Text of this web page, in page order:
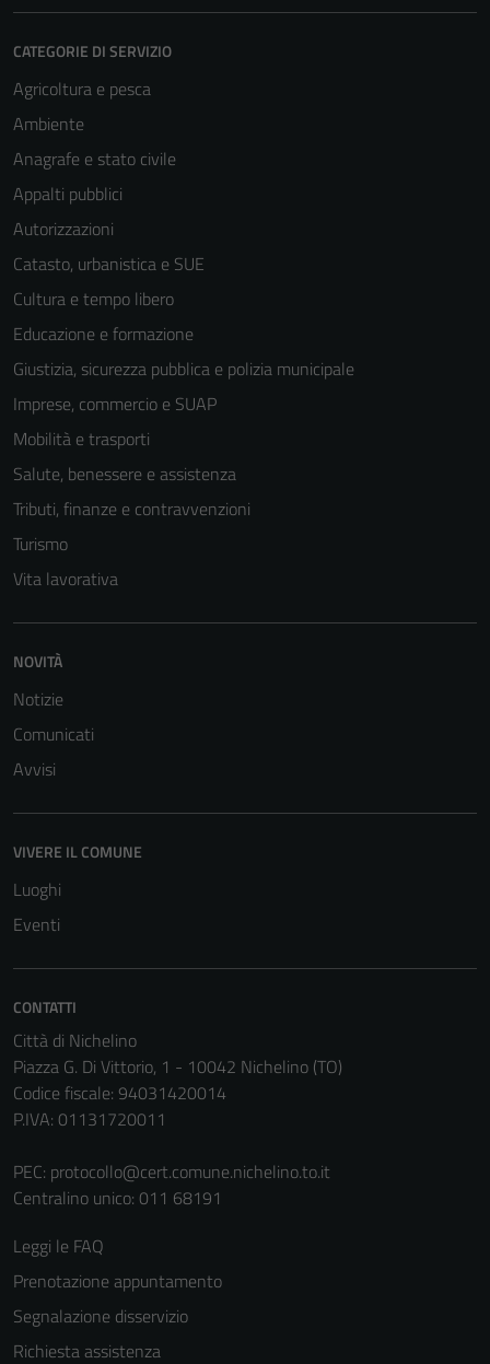
CATEGORIE DI SERVIZIO
Agricoltura e pesca
Ambiente
Anagrafe e stato civile
Appalti pubblici
Autorizzazioni
Catasto, urbanistica e SUE
Cultura e tempo libero
Educazione e formazione
Giustizia, sicurezza pubblica e polizia municipale
Imprese, commercio e SUAP
Mobilità e trasporti
Salute, benessere e assistenza
Tributi, finanze e contravvenzioni
Turismo
Vita lavorativa
NOVITÀ
Notizie
Comunicati
Avvisi
VIVERE IL COMUNE
Luoghi
Eventi
CONTATTI
Città di Nichelino
Piazza G. Di Vittorio, 1 - 10042 Nichelino (TO)
Codice fiscale: 94031420014
P.IVA: 01131720011
PEC: protocollo@cert.comune.nichelino.to.it
Centralino unico: 011 68191
Leggi le FAQ
Prenotazione appuntamento
Segnalazione disservizio
Richiesta assistenza
essere
informazioni